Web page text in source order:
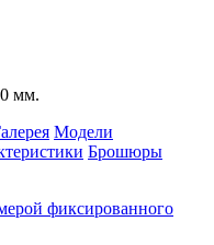
мм.
Модели
Брошюры
фиксированного